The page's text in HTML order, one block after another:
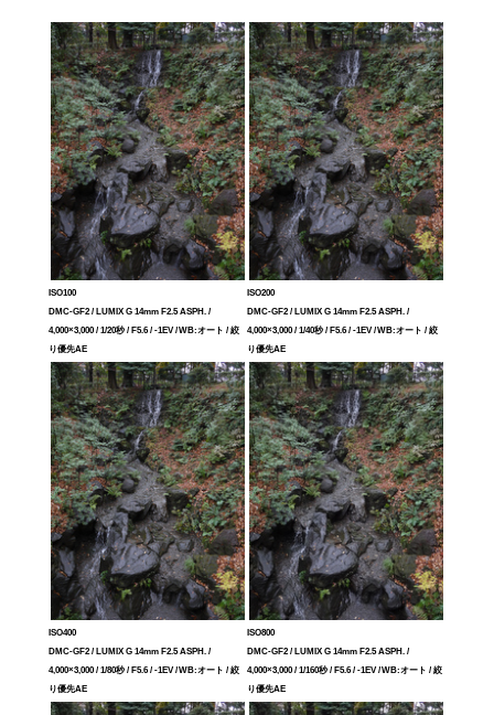
ISO100
DMC-GF2 / LUMIX G 14mm F2.5 ASPH. /
4,000×3,000 / 1/20秒 / F5.6 / -1EV / WB:オート / 絞
り優先AE
ISO200
DMC-GF2 / LUMIX G 14mm F2.5 ASPH. /
4,000×3,000 / 1/40秒 / F5.6 / -1EV / WB:オート / 絞
り優先AE
ISO400
DMC-GF2 / LUMIX G 14mm F2.5 ASPH. /
4,000×3,000 / 1/80秒 / F5.6 / -1EV / WB:オート / 絞
り優先AE
ISO800
DMC-GF2 / LUMIX G 14mm F2.5 ASPH. /
4,000×3,000 / 1/160秒 / F5.6 / -1EV / WB:オート / 絞
り優先AE